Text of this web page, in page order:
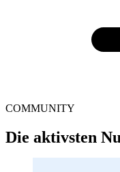
COMMUNITY
Die aktivsten